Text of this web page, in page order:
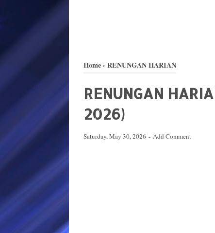
Home› RENUNGAN HARIAN
RENUNGAN
2026)
Saturday, May 30, 2026 Add Comment